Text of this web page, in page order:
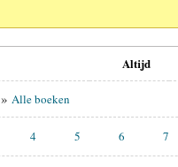
Altijd
» Alle boeken
4 5 6 7